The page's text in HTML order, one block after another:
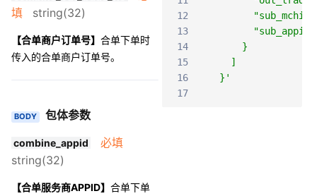
填
string(32)
【合单商户订单号】 合单下单时
传入的合单商户订单号。
BODY 包体参数
combine_appid
必填
string(32)
【合单服务商APPID】 合单下单
12
13
14
      }
15
    ]
16
  }'
17